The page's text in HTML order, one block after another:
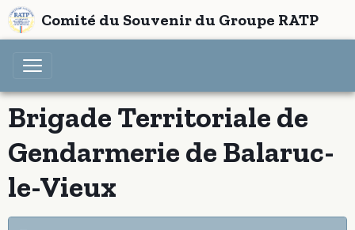
Comité du Souvenir du Groupe RATP
Brigade Territoriale de
Gendarmerie de Balaruc-
le-Vieux